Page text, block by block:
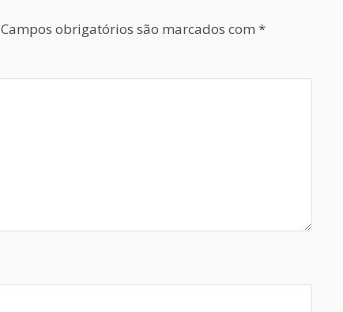
Campos obrigatórios são marcados com *